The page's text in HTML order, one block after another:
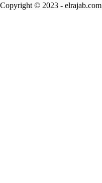
Copyright © 2023 - elrajab.com